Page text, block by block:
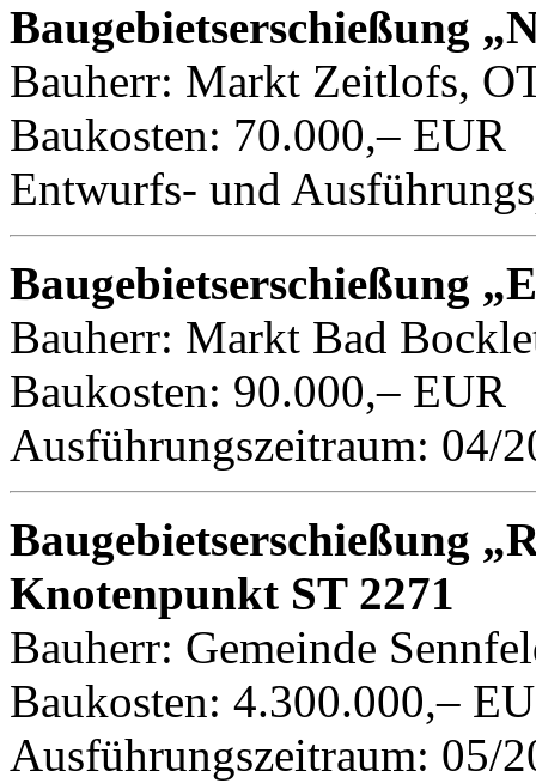
Baugebietserschießung
Bauherr: Markt Zeitlofs,
Baukosten: 70.000,– EUR
Entwurfs- und
Baugebietserschießung
Bauherr: Markt Bad
Baukosten: 90.000,– EUR
Ausführungszeitraum: 04/
Baugebietserschießung
Knotenpunkt ST 2271
Bauherr: Gemeinde
Baukosten: 4.300.000,–
Ausführungszeitraum: 05/